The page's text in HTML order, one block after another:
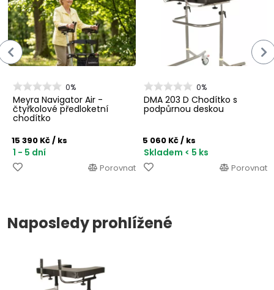
0%
Meyra Navigator Air -
čtyřkolové předloketní
chodítko
15 390 Kč/ ks
1 - 5 dní
Porovnat
0%
DMA 203 D Chodítko s
podpůrnou deskou
5 060 Kč/ ks
Skladem < 5 ks
Porovnat
Naposledy prohlížené